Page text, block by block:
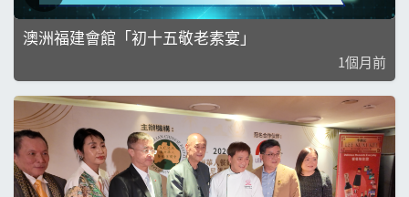
澳洲福建會館「初十五敬老素宴」
1個月前